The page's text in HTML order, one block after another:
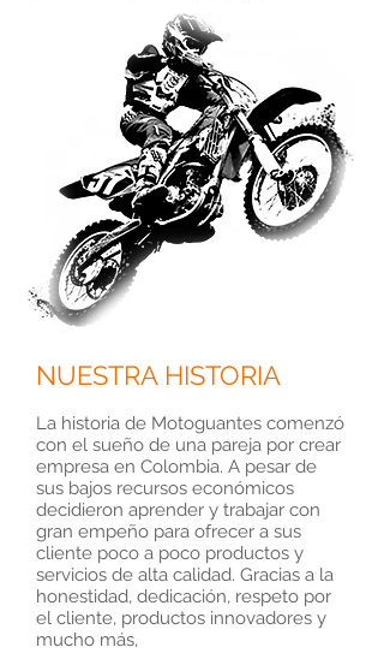
NUESTRA HISTORIA
La historia de Motoguantes comenzó
con el sueño de una pareja por crear
empresa en Colombia. A pesar de
sus bajos recursos económicos
decidieron aprender y trabajar con
gran empeño para ofrecer a sus
cliente poco a poco productos y
servicios de alta calidad. Gracias a la
honestidad, dedicación, respeto por
el cliente, productos innovadores y
mucho más,